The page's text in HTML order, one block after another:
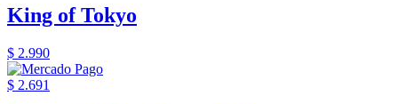
King of Tokyo
$ 2.990
$ 2.691